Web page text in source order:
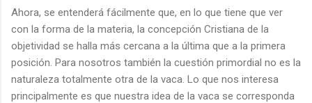
Ahora, se entenderá fácilmente que, en lo que tiene que ver
con la forma de la materia, la concepción Cristiana de la
objetividad se halla más cercana a la última que a la primera
posición. Para nosotros también la cuestión primordial no es la
naturaleza totalmente otra de la vaca. Lo que nos interesa
principalmente es que nuestra idea de la vaca se corresponda